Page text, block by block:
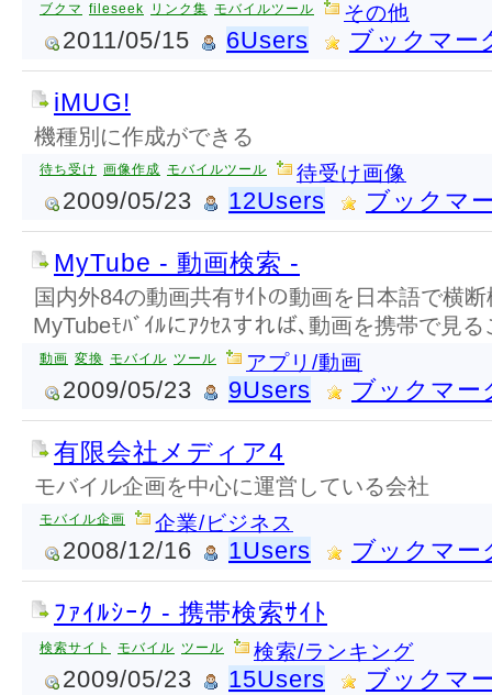
ブクマ fileseek リンク集 モバイルツール その他
2011/05/15 6Users ブックマー
iMUG!
機種別に作成ができる
待ち受け 画像作成 モバイルツール 待受け画像
2009/05/23 12Users ブックマ
MyTube - 動画検索 -
国内外84の動画共有ｻｲﾄの動画を日本語で横
MyTubeﾓﾊﾞｲﾙにｱｸｾｽすれば､動画を携帯で見
動画 変換 モバイル ツール アプリ/動画
2009/05/23 9Users ブックマー
有限会社メディア4
モバイル企画を中心に運営している会社
モバイル企画 企業/ビジネス
2008/12/16 1Users ブックマー
ﾌｧｲﾙｼｰｸ - 携帯検索ｻｲﾄ
検索サイト モバイル ツール 検索/ランキング
2009/05/23 15Users ブックマ